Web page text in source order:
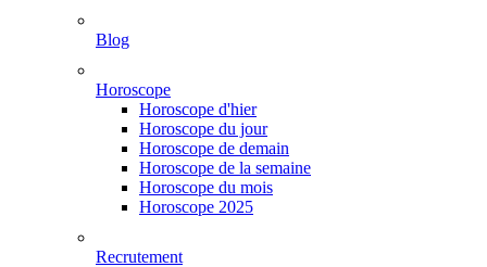
Blog
Horoscope
Horoscope d'hier
Horoscope du jour
Horoscope de demain
Horoscope de la semaine
Horoscope du mois
Horoscope 2025
Recrutement